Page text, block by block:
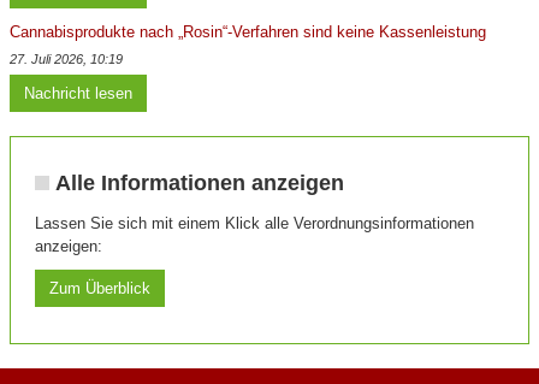
Cannabisprodukte nach „Rosin“-Verfahren sind keine Kassenleistung
27. Juli 2026, 10:19
Nachricht lesen
Alle Informationen anzeigen
Lassen Sie sich mit einem Klick alle Verordnungsinformationen
anzeigen:
Zum Überblick